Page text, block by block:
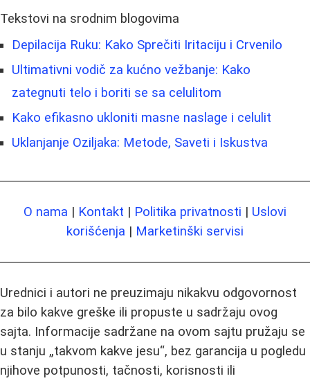
Tekstovi na srodnim blogovima
Depilacija Ruku: Kako Sprečiti Iritaciju i Crvenilo
Ultimativni vodič za kućno vežbanje: Kako
zategnuti telo i boriti se sa celulitom
Kako efikasno ukloniti masne naslage i celulit
Uklanjanje Oziljaka: Metode, Saveti i Iskustva
O nama | Kontakt | Politika privatnosti | Uslovi
korišćenja | Marketinški servisi
Urednici i autori ne preuzimaju nikakvu odgovornost
za bilo kakve greške ili propuste u sadržaju ovog
sajta. Informacije sadržane na ovom sajtu pružaju se
u stanju „takvom kakve jesu“, bez garancija u pogledu
njihove potpunosti, tačnosti, korisnosti ili